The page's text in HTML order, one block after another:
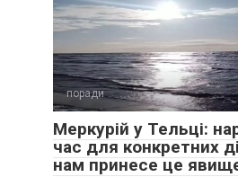
поради
Меркурій у Тельці:
час для конкретних
нам принесе це